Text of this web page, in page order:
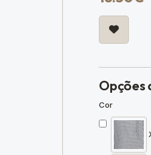
Opções
Cor